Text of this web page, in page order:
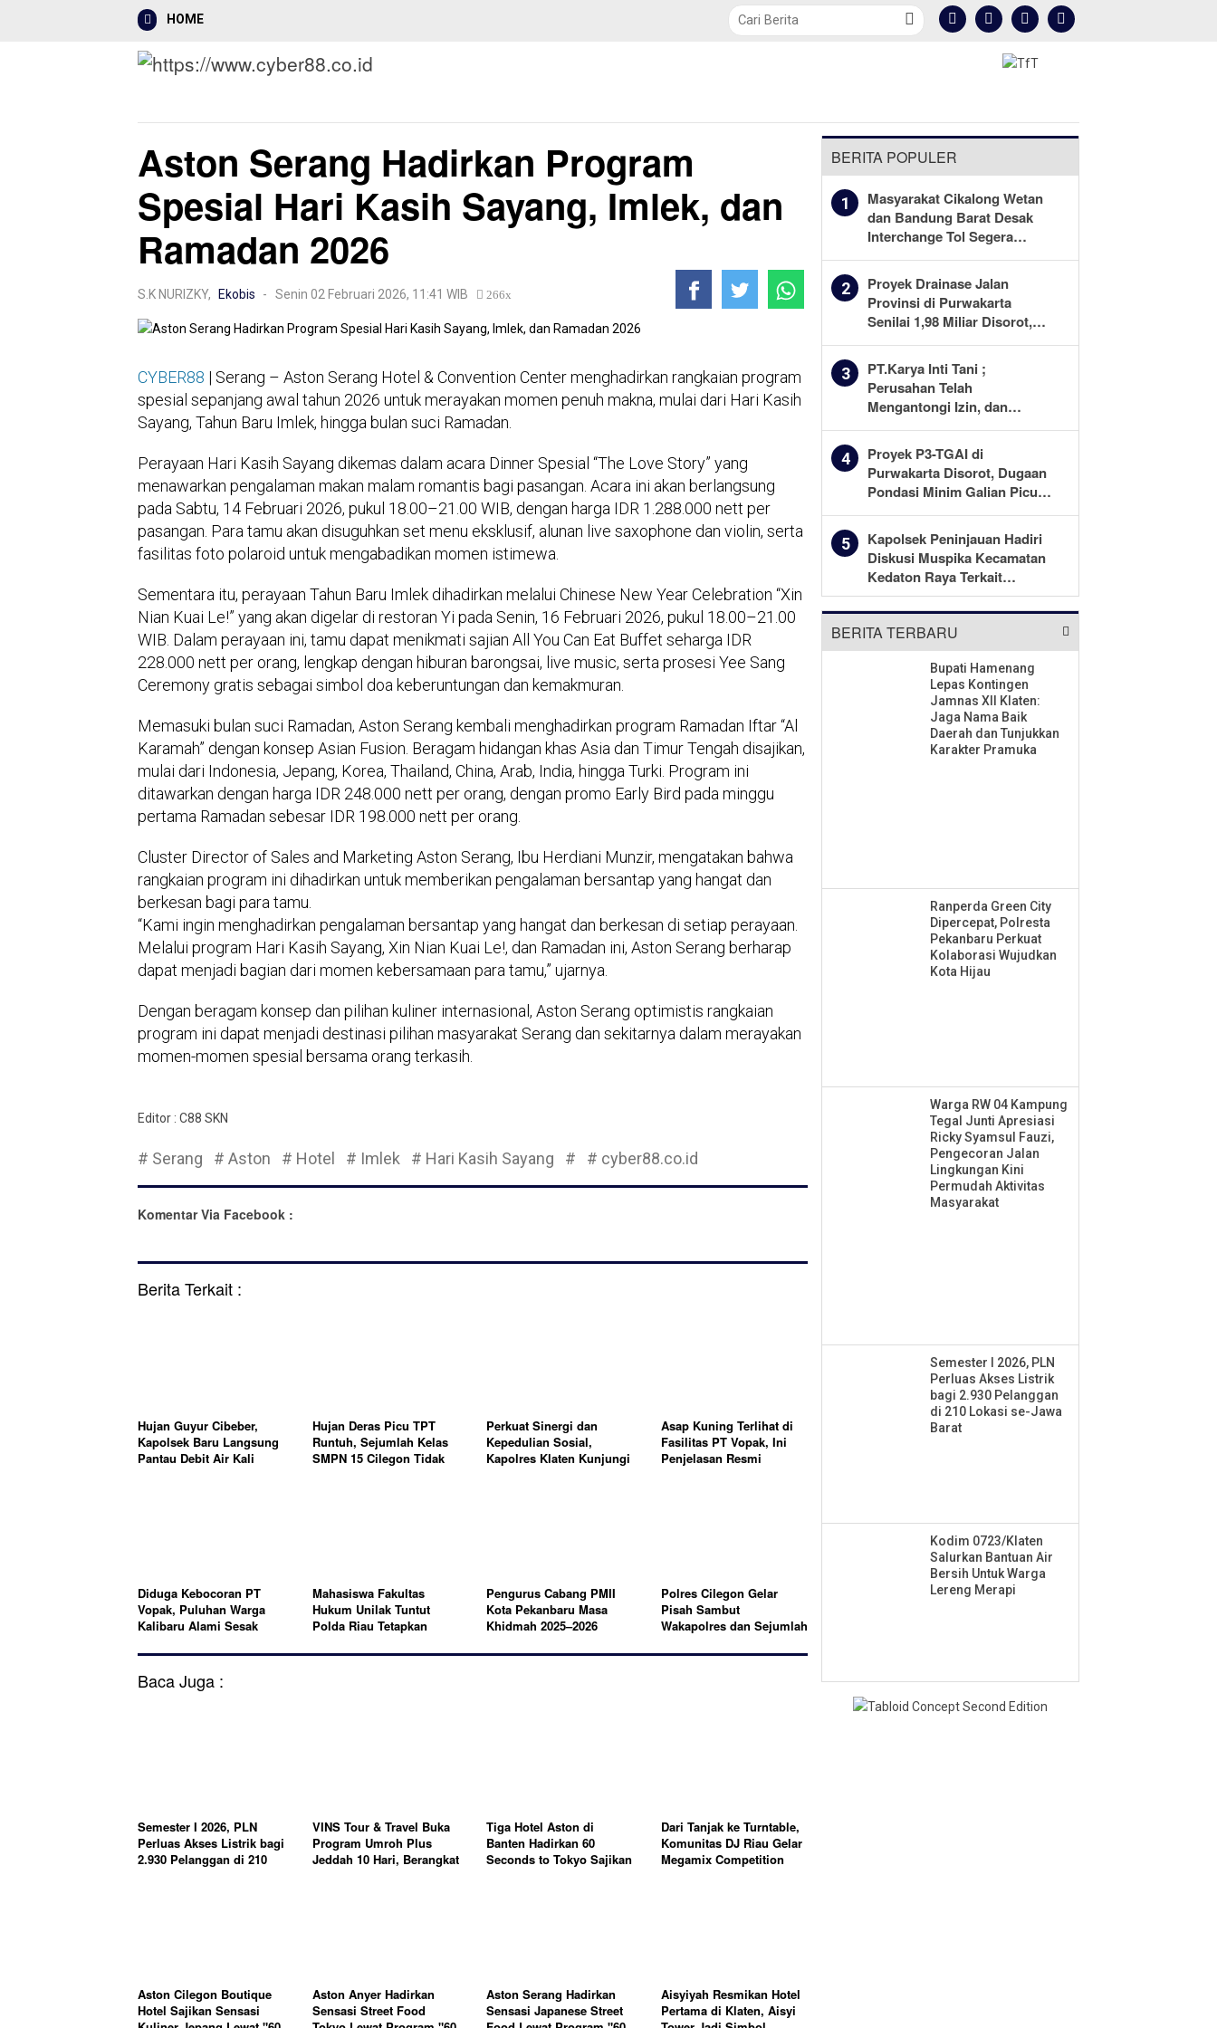
HOME
Aston Serang Hadirkan Program
Spesial Hari Kasih Sayang, Imlek, dan
Ramadan 2026
S.K NURIZKY, Ekobis - Senin 02 Februari 2026, 11:41 WIB 266x
CYBER88 | Serang – Aston Serang Hotel & Convention Center menghadirkan rangkaian program
spesial sepanjang awal tahun 2026 untuk merayakan momen penuh makna, mulai dari Hari Kasih
Sayang, Tahun Baru Imlek, hingga bulan suci Ramadan.
Perayaan Hari Kasih Sayang dikemas dalam acara Dinner Spesial “The Love Story” yang
menawarkan pengalaman makan malam romantis bagi pasangan. Acara ini akan berlangsung
pada Sabtu, 14 Februari 2026, pukul 18.00–21.00 WIB, dengan harga IDR 1.288.000 nett per
pasangan. Para tamu akan disuguhkan set menu eksklusif, alunan live saxophone dan violin, serta
fasilitas foto polaroid untuk mengabadikan momen istimewa.
Sementara itu, perayaan Tahun Baru Imlek dihadirkan melalui Chinese New Year Celebration “Xin
Nian Kuai Le!” yang akan digelar di restoran Yi pada Senin, 16 Februari 2026, pukul 18.00–21.00
WIB. Dalam perayaan ini, tamu dapat menikmati sajian All You Can Eat Buffet seharga IDR
228.000 nett per orang, lengkap dengan hiburan barongsai, live music, serta prosesi Yee Sang
Ceremony gratis sebagai simbol doa keberuntungan dan kemakmuran.
Memasuki bulan suci Ramadan, Aston Serang kembali menghadirkan program Ramadan Iftar “Al
Karamah” dengan konsep Asian Fusion. Beragam hidangan khas Asia dan Timur Tengah disajikan,
mulai dari Indonesia, Jepang, Korea, Thailand, China, Arab, India, hingga Turki. Program ini
ditawarkan dengan harga IDR 248.000 nett per orang, dengan promo Early Bird pada minggu
pertama Ramadan sebesar IDR 198.000 nett per orang.
Cluster Director of Sales and Marketing Aston Serang, Ibu Herdiani Munzir, mengatakan bahwa
rangkaian program ini dihadirkan untuk memberikan pengalaman bersantap yang hangat dan
berkesan bagi para tamu.
“Kami ingin menghadirkan pengalaman bersantap yang hangat dan berkesan di setiap perayaan.
Melalui program Hari Kasih Sayang, Xin Nian Kuai Le!, dan Ramadan ini, Aston Serang berharap
dapat menjadi bagian dari momen kebersamaan para tamu,” ujarnya.
Dengan beragam konsep dan pilihan kuliner internasional, Aston Serang optimistis rangkaian
program ini dapat menjadi destinasi pilihan masyarakat Serang dan sekitarnya dalam merayakan
momen-momen spesial bersama orang terkasih.
Editor : C88 SKN
# Serang # Aston # Hotel # Imlek # Hari Kasih Sayang # # cyber88.co.id
Komentar Via Facebook :
Berita Terkait :
Hujan Guyur Cibeber,
Kapolsek Baru Langsung
Pantau Debit Air Kali
Hujan Deras Picu TPT
Runtuh, Sejumlah Kelas
SMPN 15 Cilegon Tidak
Perkuat Sinergi dan
Kepedulian Sosial,
Kapolres Klaten Kunjungi
Asap Kuning Terlihat di
Fasilitas PT Vopak, Ini
Penjelasan Resmi
Diduga Kebocoran PT
Vopak, Puluhan Warga
Kalibaru Alami Sesak
Mahasiswa Fakultas
Hukum Unilak Tuntut
Polda Riau Tetapkan
di TNTN
Pengurus Cabang PMII
Kota Pekanbaru Masa
Khidmah 2025–2026
LAM Provinsi Riau
Polres Cilegon Gelar
Pisah Sambut
Wakapolres dan Sejumlah
Baca Juga :
Semester I 2026, PLN
Perluas Akses Listrik bagi
2.930 Pelanggan di 210
VINS Tour & Travel Buka
Program Umroh Plus
Jeddah 10 Hari, Berangkat
Tiga Hotel Aston di
Banten Hadirkan 60
Seconds to Tokyo Sajikan
Dari Tanjak ke Turntable,
Komunitas DJ Riau Gelar
Megamix Competition
Aston Cilegon Boutique
Hotel Sajikan Sensasi
Aston Anyer Hadirkan
Sensasi Street Food
Aston Serang Hadirkan
Sensasi Japanese Street
Aisyiyah Resmikan Hotel
Pertama di Klaten, Aisyi
BERITA POPULER
1
Masyarakat Cikalong Wetan
dan Bandung Barat Desak
Interchange Tol Segera
Dibuka
2
Proyek Drainase Jalan
Provinsi di Purwakarta
Senilai 1,98 Miliar Disorot,
Warga Minta Kualitas
Pekerjaan Diawasi Ketat
3
PT.Karya Inti Tani ;
Perusahan Telah
Mengantongi Izin, dan
Berkomitmen Menjalankan
Aturan Yang Berlaku
4
Proyek P3-TGAI di
Purwakarta Disorot, Dugaan
Pondasi Minim Galian Picu
Pertanyaan Besar soal
Pengawasan
5
Kapolsek Peninjauan Hadiri
Diskusi Muspika Kecamatan
Kedaton Raya Terkait
Sengketa Lahan Kelompok
Tani Dengan PT. GNS
BERITA TERBARU
Bupati Hamenang
Lepas Kontingen
Jamnas XII Klaten:
Jaga Nama Baik
Daerah dan Tunjukkan
Karakter Pramuka
Ranperda Green City
Dipercepat, Polresta
Pekanbaru Perkuat
Kolaborasi Wujudkan
Kota Hijau
Warga RW 04 Kampung
Tegal Junti Apresiasi
Ricky Syamsul Fauzi,
Pengecoran Jalan
Lingkungan Kini
Permudah Aktivitas
Masyarakat
Semester I 2026, PLN
Perluas Akses Listrik
bagi 2.930 Pelanggan
di 210 Lokasi se-Jawa
Barat
Kodim 0723/Klaten
Salurkan Bantuan Air
Bersih Untuk Warga
Lereng Merapi